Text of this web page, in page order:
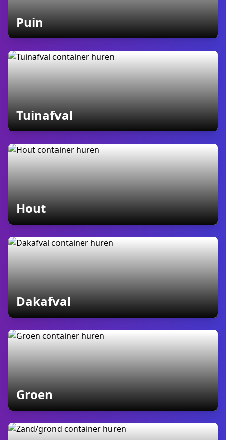
Puincontainers
Tuinafvalcontainers
Houtcontainers
Dakafvalcontainers
Groencontainers